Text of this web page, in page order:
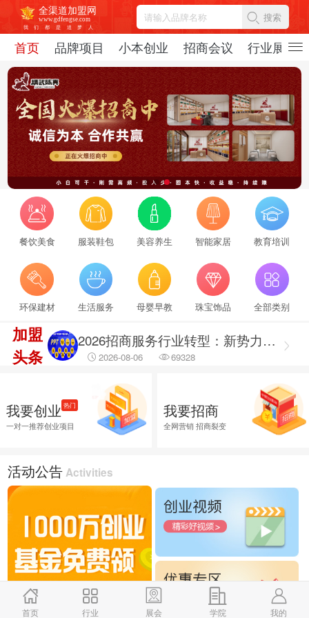
全渠道加盟网
www.gdfengse.com
我
们 都 是 追 梦 人
搜索
首页 品牌项目 小本创业 招商会议 行业展会
首页 行业 展会 学院 我的
餐饮美食 服装鞋包 美容养生 智能家居 教育培训
环保建材 生活服务 母婴早教 珠宝饰品 全部类别
加盟
头条
2026招商服务行业转型：新势力崛起与标杆企业引领，从区域到全国的发展新路径
2026-08-06 69328
2026招商服务风向标：盘点全国头部机构与实战派专家
2026-08-06
2026融资服务行业调研出炉：聚焦合规治理 筑牢企业融资安全防线
2026-08-06 45649
2026企业招商外包服务首选推荐，全渠道商学研究院
2026-08-06 25891
我要创业 热门
一对一推荐创业项目
我要招商
全网营销 招商裂变
活动公告 Activities